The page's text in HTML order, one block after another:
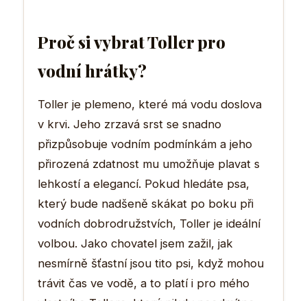
Proč si vybrat Toller pro
vodní hrátky?
Toller je plemeno, které má vodu doslova
v krvi. Jeho zrzavá srst se snadno
přizpůsobuje vodním podmínkám a jeho
přirozená zdatnost mu umožňuje plavat s
lehkostí a elegancí. Pokud hledáte psa,
který bude nadšeně skákat po boku při
vodních dobrodružstvích, Toller je ideální
volbou. Jako chovatel jsem zažil, jak
nesmírně šťastní jsou tito psi, když mohou
trávit čas ve vodě, a to platí i pro mého